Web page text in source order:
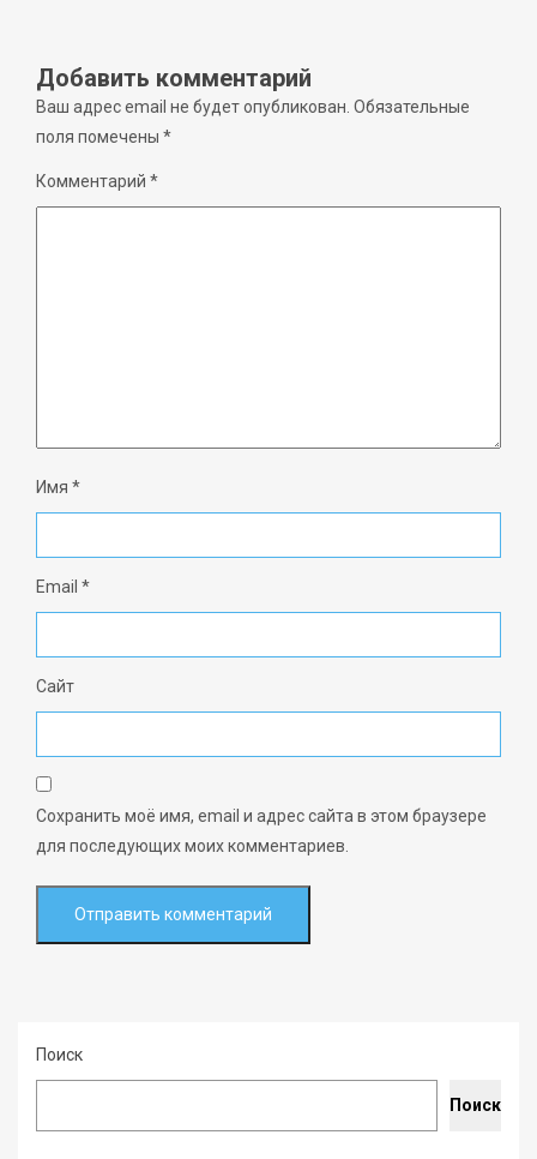
Добавить комментарий
Ваш адрес email не будет опубликован. Обязательные
поля помечены *
Комментарий *
Имя *
Email *
Сайт
Сохранить моё имя, email и адрес сайта в этом браузере
для последующих моих комментариев.
Поиск
Поиск